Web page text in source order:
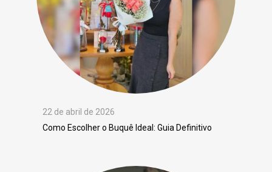
22 de abril de 2026
Como Escolher o Buquê Ideal: Guia Definitivo